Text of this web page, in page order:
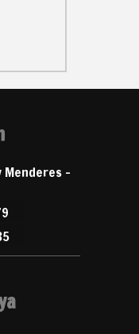
Menderes -